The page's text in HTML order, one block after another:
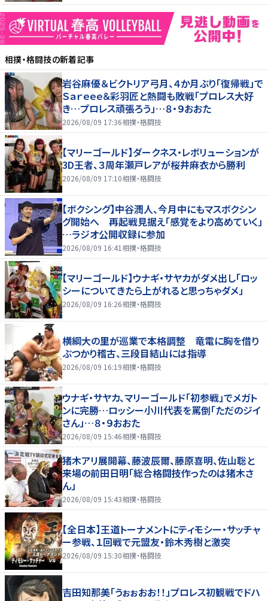
相撲・格闘技の新着記事
岩谷麻優＆ビクトリア弓月、４か月ぶり「復帰戦」で
Ｓａｒｅｅｅ＆彩羽匠と熱闘も敗戦「プロレス大好
き…プロレス頑張ろう」…８・９おおた
2026/08/09 17:36相撲・格闘技
【マリーゴールド】ダークネス・レボリューションが
3D王者、３周年瀬戸レアが桜井麻衣から勝利
2026/08/09 17:10相撲・格闘技
【ボクシング】中谷潤人、今月中にもマスボクシン
グ開始へ 再起戦見据え「感覚をより高めていく」
…ラジオ公開収録に参加
2026/08/09 16:41 相撲・格闘技
【マリーゴールド】ウナギ・サヤカがダメ出し「ロッ
シーについてきたら上がれると思っちゃダメ」
2026/08/09 16:26相撲・格闘技
横綱大の里が巡業で本格調整 竜電に胸を借り
ぶつかり稽古、三段目結山には指導
2026/08/09 16:19相撲・格闘技
ウナギ・サヤカ、マリーゴールド「初参戦」でメガト
ンに完勝…ロッシー小川代表を罵倒「ただのジイ
さん」…８・９おおた
2026/08/09 15:46相撲・格闘技
猪木アリ展開幕、藤波辰爾、藤原喜明、佐山聡と
来場の前田日明「総合格闘技作ったのは猪木さ
ん」
2026/08/09 15:43相撲・格闘技
【全日本】王道トーナメントにティモシー・サッチャ
ー参戦、１回戦で元盟友・鈴木秀樹と激突
2026/08/09 15:30相撲・格闘技
吉田知那美「うぉぉおお！！」プロレス初観戦でドハ